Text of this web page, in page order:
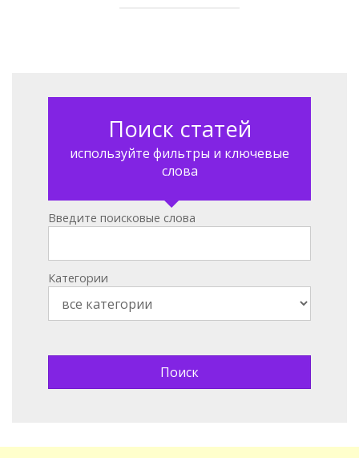
Поиск статей
используйте фильтры и ключевые
слова
Введите поисковые слова
Категории